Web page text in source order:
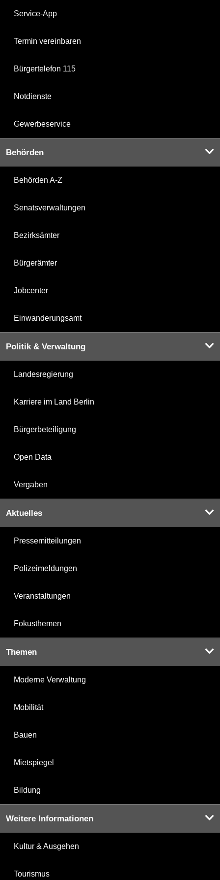
Service-App
Termin vereinbaren
Bürgertelefon 115
Notdienste
Gewerbeservice
Behörden
Behörden A-Z
Senatsverwaltungen
Bezirksämter
Bürgerämter
Jobcenter
Einwanderungsamt
Politik & Verwaltung
Landesregierung
Karriere im Land Berlin
Bürgerbeteiligung
Open Data
Vergaben
Aktuelles
Pressemitteilungen
Polizeimeldungen
Veranstaltungen
Fokusthemen
Themen
Moderne Verwaltung
Mobilität
Bauen
Mietspiegel
Bildung
Weitere Informationen
Kultur & Ausgehen
Tourismus